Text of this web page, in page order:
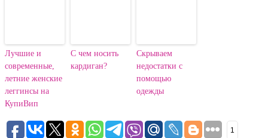
Лучшие и
современные,
летние женские
леггинсы на
КупиВип
С чем носить
кардиган?
Скрываем
недостатки с
помощью
одежды
1